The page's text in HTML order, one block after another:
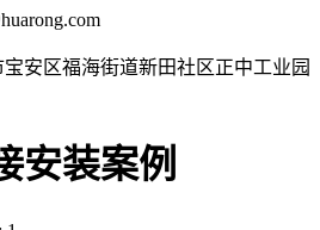
安区福海街道新田社区正中工业园
安装案例